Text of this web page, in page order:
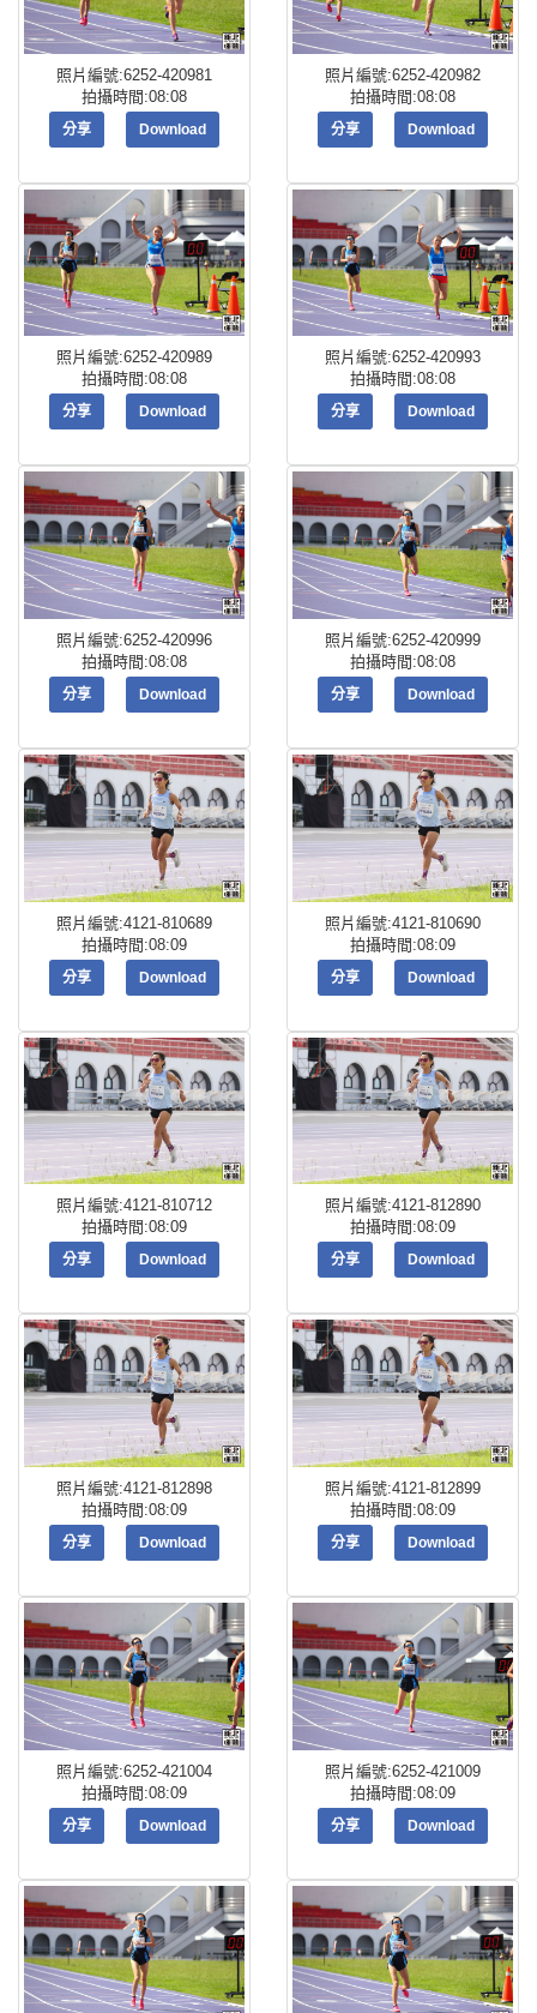
照片編號:6252-420981
拍攝時間:08:08
分享 Download
照片編號:6252-420982
拍攝時間:08:08
分享 Download
照片編號:6252-420989
拍攝時間:08:08
分享 Download
照片編號:6252-420993
拍攝時間:08:08
分享 Download
照片編號:6252-420996
拍攝時間:08:08
分享 Download
照片編號:6252-420999
拍攝時間:08:08
分享 Download
照片編號:4121-810689
拍攝時間:08:09
分享 Download
照片編號:4121-810690
拍攝時間:08:09
分享 Download
照片編號:4121-810712
拍攝時間:08:09
分享 Download
照片編號:4121-812890
拍攝時間:08:09
分享 Download
照片編號:4121-812898
拍攝時間:08:09
分享 Download
照片編號:4121-812899
拍攝時間:08:09
分享 Download
照片編號:6252-421004
拍攝時間:08:09
分享 Download
照片編號:6252-421009
拍攝時間:08:09
分享 Download